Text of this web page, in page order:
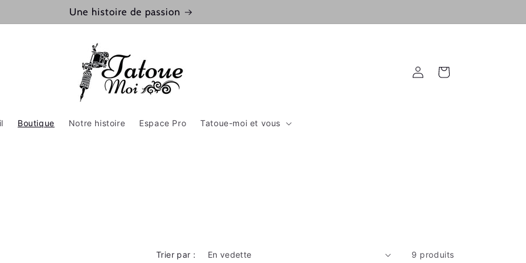
Une histoire de passion
Boutique Notre histoire Espace Pro Tatoue-moi et vous
ConnexionPanier
Trier par : 9 produits